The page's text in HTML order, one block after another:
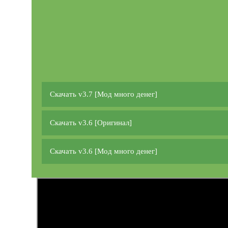
Скачать v3.7 [Мод много денег]
Скачать v3.6 [Оригинал]
Скачать v3.6 [Мод много денег]